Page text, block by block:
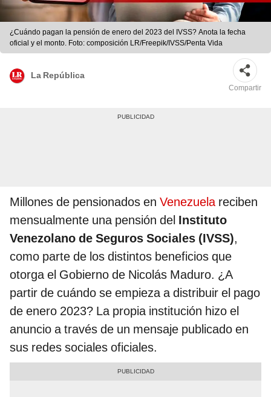
¿Cuándo pagan la pensión de enero del 2023 del IVSS? Anota la fecha
oficial y el monto. Foto: composición LR/Freepik/IVSS/Penta Vida
La República
Compartir
Millones de pensionados en Venezuelareciben
mensualmente una pensión del Instituto
Venezolano de Seguros Sociales (IVSS),
como parte de los distintos beneficios que
otorga el Gobierno de Nicolás Maduro. ¿A
partir de cuándo se empieza a distribuir el pago
de enero 2023? La propia institución hizo el
anuncio a través de un mensaje publicado en
sus redes sociales oficiales.